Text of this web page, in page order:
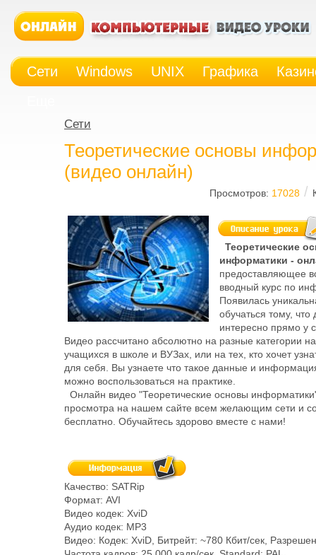
Сети Windows UNIX Графика
Сети
Теоретические основы
(видео онлайн)
Просмотров: 17028 /
Теоретические
информатики -
предоставляющее
вводный курс по
Появилась
обучаться тому, что
интересно прямо у
Видео рассчитано абсолютно на разные категории
учащихся в школе и ВУЗах, или на тех, кто хочет
для себя. Вы узнаете что такое данные и
можно воспользоваться на практике.
Онлайн видео "Теоретические основы
просмотра на нашем сайте всем желающим сети и
бесплатно. Обучайтесь здорово вместе с нами!
Качество: SATRip
Формат: AVI
Видео кодек: XviD
Аудио кодек: MP3
Видео: Кодек: XviD, Битрейт: ~780 Кбит/сек,